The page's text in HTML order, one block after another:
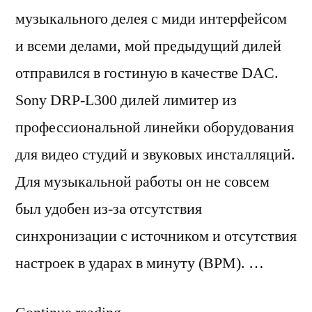
музыкального делея с миди интерфейсом
и всеми делами, мой предыдущий дилей
отправился в гостиную в качестве DAC.
Sony DRP-L300 дилей лимитер из
профессиональной линейки оборудования
для видео студий и звуковых инсталляций.
Для музыкальной работы он не совсем
был удобен из-за отсутствия
синхронизации с источником и отсутствия
настроек в ударах в минуту (BPM). …